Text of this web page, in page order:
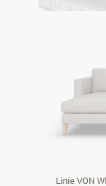
Linie VON